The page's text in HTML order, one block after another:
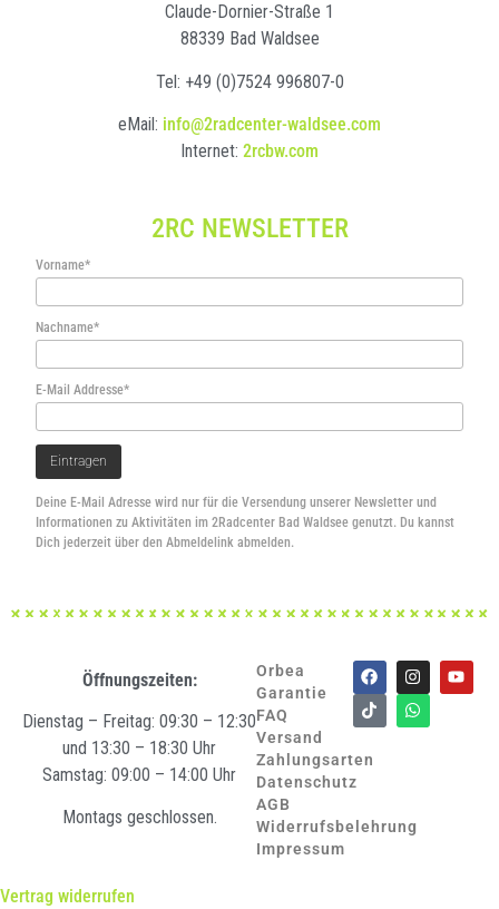
Claude-Dornier-Straße 1
88339 Bad Waldsee
Tel: +49 (0)7524 996807-0
eMail: info@2radcenter-waldsee.com
Internet: 2rcbw.com
2RC NEWSLETTER
Vorname*
Nachname*
E-Mail Addresse*
Deine E-Mail Adresse wird nur für die Versendung unserer Newsletter und
Informationen zu Aktivitäten im 2Radcenter Bad Waldsee genutzt. Du kannst
Dich jederzeit über den Abmeldelink abmelden.
Öffnungszeiten:
Dienstag – Freitag: 09:30 – 12:30
und 13:30 – 18:30 Uhr
Samstag: 09:00 – 14:00 Uhr
Montags geschlossen.
Orbea
Garantie
FAQ
Versand
Zahlungsarten
Datenschutz
AGB
Widerrufsbelehrung
Impressum
Vertrag widerrufen